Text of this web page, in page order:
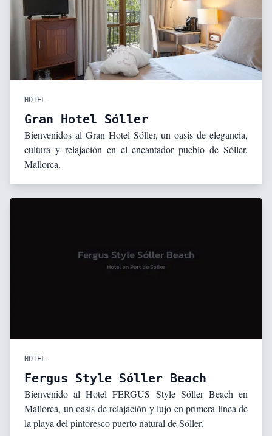
HOTEL
Gran Hotel Sóller
Bienvenidos al Gran Hotel Sóller, un oasis de elegancia,
cultura y relajación en el encantador pueblo de Sóller,
Mallorca.
HOTEL
Fergus Style Sóller Beach
Bienvenido al Hotel FERGUS Style Sóller Beach en
Mallorca, un oasis de relajación y lujo en primera línea de
la playa del pintoresco puerto natural de Sóller.